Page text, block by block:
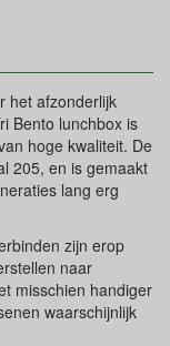
het afzonderlijk
Bento lunchbox is
hoge kwaliteit. De
205, en is gemaakt
lang erg
zijn erop
naar
misschien handiger
waarschijnlijk